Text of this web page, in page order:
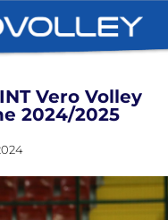
Vero Volley
2024/2025